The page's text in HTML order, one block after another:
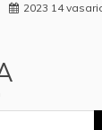
2023 14